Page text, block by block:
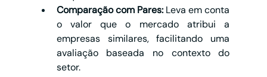
Comparação com Pares: Leva em conta
o valor que o mercado atribui a
empresas similares, facilitando uma
avaliação baseada no contexto do
setor.